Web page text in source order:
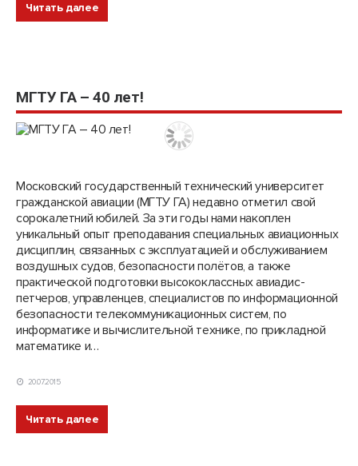
Читать далее
МГТУ ГА – 40 лет!
Московский государственный технический университет
гражданской авиации (МГТУ ГА) недавно отметил свой
сорокалетний юбилей. За эти годы нами накоплен
уникальный опыт преподавания специальных авиационных
дисциплин, связанных с эксплуатацией и обслуживанием
воздушных судов, безопасности полётов, а также
практической подготовки высококлассных авиадис­
петчеров, управленцев, специалистов по информационной
безопасности телекоммуникационных систем, по
информатике и вычислительной технике, по прикладной
математике и…
20.07.2015
Читать далее